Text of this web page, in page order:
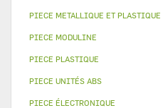
PIECE METALLIQUE ET PLASTIQUE
PIECE MODULINE
PIECE PLASTIQUE
PIECE UNITÉS ABS
PIECE ÉLECTRONIQUE